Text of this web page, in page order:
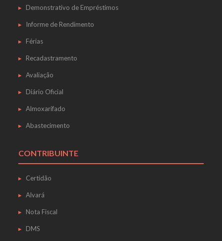
Demonstrativo de Empréstimos
Informe de Rendimento
Férias
Recadastramento
Avaliação
Diário Oficial
Almoxarifado
Abastecimento
CONTRIBUINTE
Certidão
Alvará
Nota Fiscal
DMS